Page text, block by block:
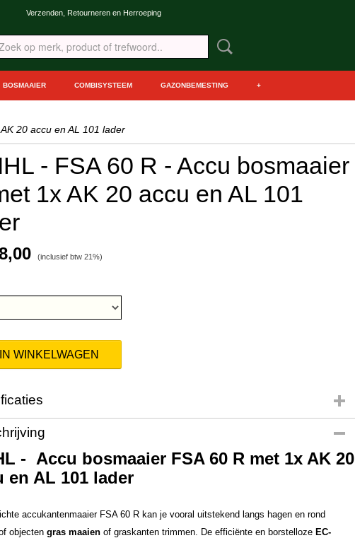
Verzenden, Retourneren en Herroeping
BOSMAAIER COMBISYSTEEM GAZONBEMESTING +
20 accu en AL 101 lader
- FSA 60 R - Accu bosmaaier
1x AK 20 accu en AL 101
(inclusief btw 21%)
IN WINKELWAGEN
leverancier
- Accu bosmaaier FSA 60 R met 1x AK 20
en AL 101 lader
accukantenmaaier FSA 60 R kan je vooral uitstekend langs hagen en rond
objecten gras maaien of graskanten trimmen. De efficiënte en borstelloze EC-